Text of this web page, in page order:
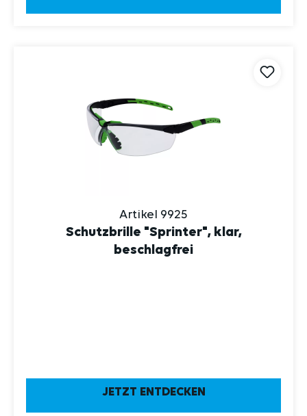
Artikel 9925
Schutzbrille "Sprinter", klar,
beschlagfrei
JETZT ENTDECKEN